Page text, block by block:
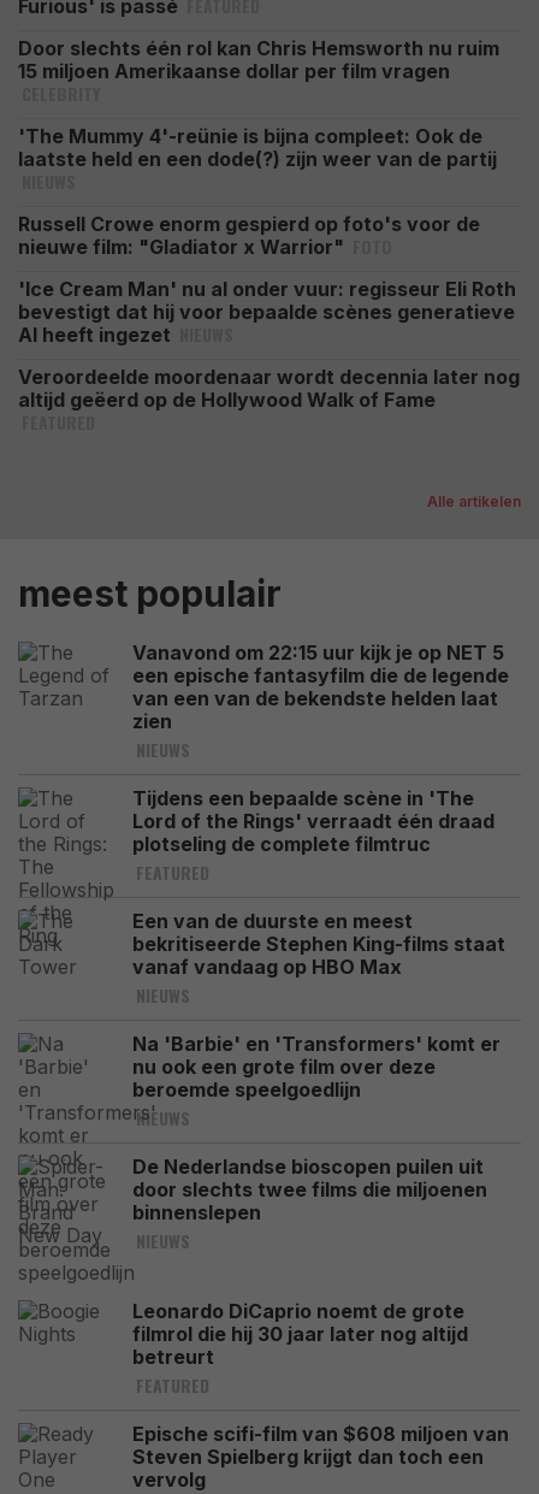
Furious' is passé
Door slechts één rol kan Chris Hemsworth nu ruim
15 miljoen Amerikaanse dollar per film vragen
'The Mummy 4'-reünie is bijna compleet: Ook de
laatste held en een dode(?) zijn weer van de partij
Russell Crowe enorm gespierd op foto's voor de
nieuwe film: "Gladiator x Warrior"
'Ice Cream Man' nu al onder vuur: regisseur Eli Roth
bevestigt dat hij voor bepaalde scènes generatieve
AI heeft ingezet
Veroordeelde moordenaar wordt decennia later nog
altijd geëerd op de Hollywood Walk of Fame
Alle artikelen
meest populair
Vanavond om 22:15 uur kijk je op NET 5
een epische fantasyfilm die de legende
van een van de bekendste helden laat
zien
NIEUWS
Tijdens een bepaalde scène in 'The
Lord of the Rings' verraadt één draad
plotseling de complete filmtruc
FEATURED
Een van de duurste en meest
bekritiseerde Stephen King-films staat
vanaf vandaag op HBO Max
NIEUWS
Na 'Barbie' en 'Transformers' komt er
nu ook een grote film over deze
beroemde speelgoedlijn
NIEUWS
De Nederlandse bioscopen puilen uit
door slechts twee films die miljoenen
binnenslepen
NIEUWS
Leonardo DiCaprio noemt de grote
filmrol die hij 30 jaar later nog altijd
betreurt
FEATURED
Epische scifi-film van $608 miljoen van
Steven Spielberg krijgt dan toch een
vervolg